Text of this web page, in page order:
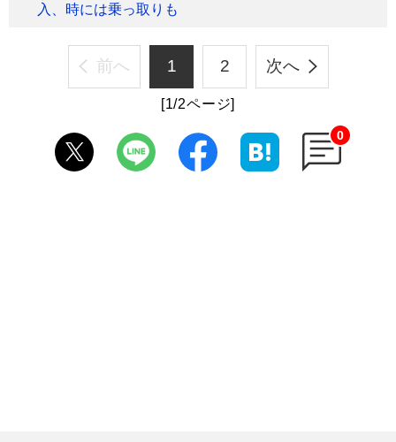
入、時には乗っ取りも
前へ 1 2 次へ
[1/2ページ]
0